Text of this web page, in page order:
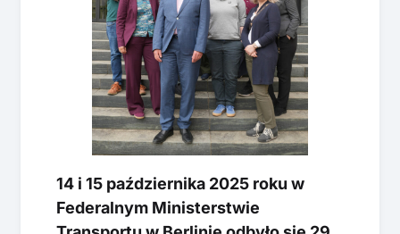
14 i 15 października 2025 roku w
Federalnym Ministerstwie